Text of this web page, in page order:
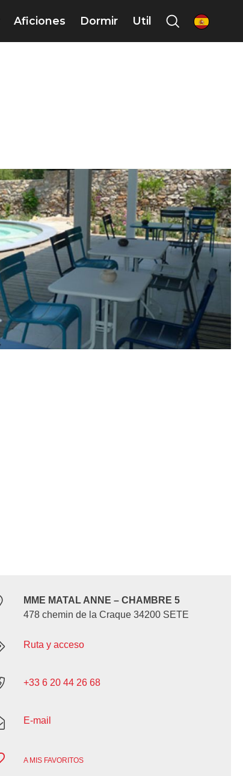
Aficiones Dormir Util es
MME MATAL ANNE – CHAMBRE 5
478 chemin de la Craque 34200 SETE
Ruta y acceso
+33 6 20 44 26 68
E-mail
A MIS FAVORITOS